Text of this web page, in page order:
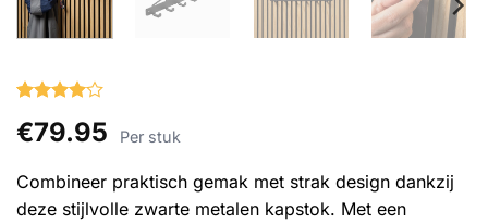
4op 5
klantbeoordelingen
€79.95 Per stuk
Combineer praktisch gemak met strak design dankzij
deze stijlvolle zwarte metalen kapstok. Met een